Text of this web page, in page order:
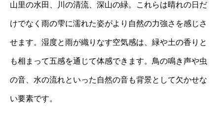
山里の水田、川の清流、深山の緑。これらは晴れの日だ
けでなく雨の雫に濡れた姿がより自然の力強さを感じさ
せます。湿度と雨が織りなす空気感は、緑や土の香りと
も相まって五感を通じて体感できます。鳥の鳴き声や虫
の音、水の流れといった自然の音も背景として欠かせな
い要素です。